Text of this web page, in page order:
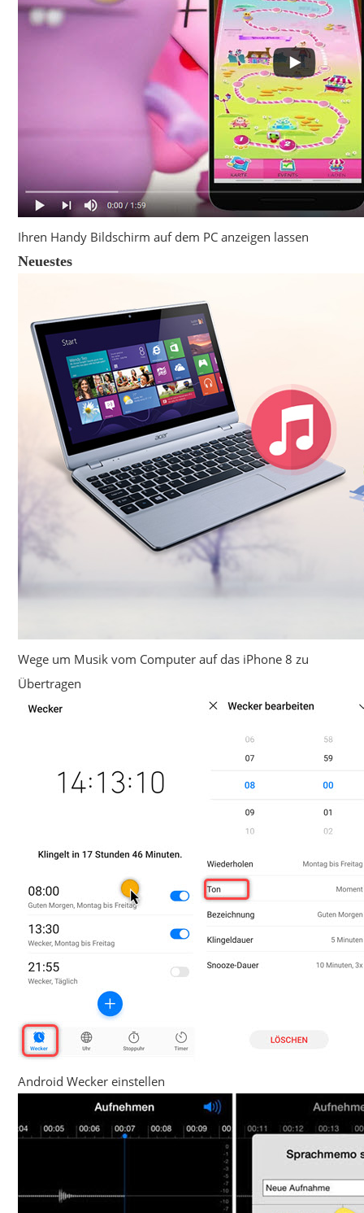
Ihren Handy Bildschirm auf dem PC anzeigen lassen
Neuestes
Wege um Musik vom Computer auf das iPhone 8 zu
Übertragen
Android Wecker einstellen